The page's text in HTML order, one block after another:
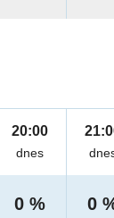
20:00
dnes
0 % 0